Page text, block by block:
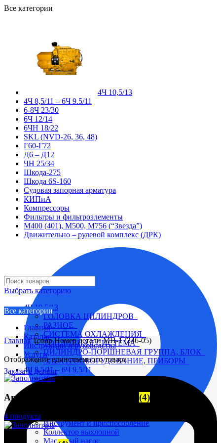
Все категории
4Ч 10,5/13
4Ч 8,5/11 – 6Ч 9.5/11
6-8Ч 23/30
6Ч 12/14
6ЧН 18/22
SKL (NVD-26, 36, 48)
Г60-Г72
Д6 – Д12
ЧН 25/34
Шкода-275
Шкода 6S-160
Судовая запорная арматура
КИПиА
Компрессоры
Фильтры и фильтроэлементы
М400 (401), М500, М756 (“Звезда”)
Движительно – рулевой комплекс (ДРК)
Выбрать категорию
4Ч 10,5/13
ГОЛОВКА ЦИЛИНДРОВ
РАЗНОЕ
СИСТЕМА ОХЛАЖДЕНИЯ
ТОПЛИВНАЯ СИСТЕМА
ЦИЛИНДРО-ПОРШНЕВАЯ ГРУППА, БЛОК
ЭЛЕКТРООБОРУДОВАНИЕ, ПРИБОРЫ
4Ч 8,5/11 – 6Ч 9.5/11
Вал коленчатый
Инструмент и приспособление
Коллектор выхлопной
Масляный насос
Все категории
Главная
Каталог
Инструкции и руководства
Услуги
Заказать детали
ГлавнаяТовар Номер деталиМН-1 (346-05)
Отображение единственного товара
Автоматические выключатели (4)
4 продукта